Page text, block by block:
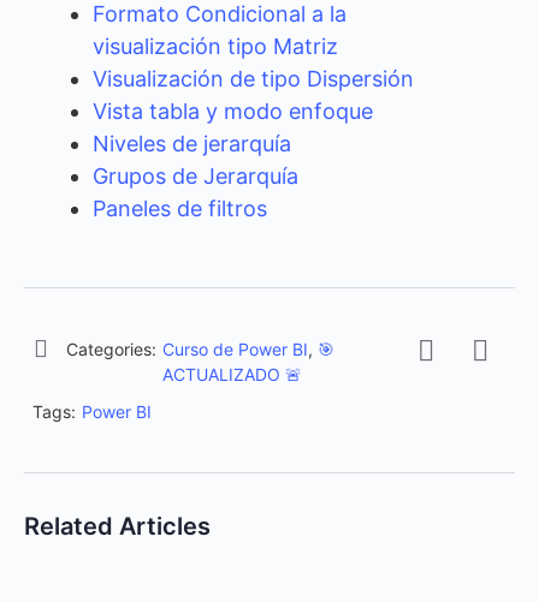
Formato Condicional a la
visualización tipo Matriz
Visualización de tipo Dispersión
Vista tabla y modo enfoque
Niveles de jerarquía
Grupos de Jerarquía
Paneles de filtros
Categories: Curso de Power BI, 🎯
ACTUALIZADO 🚨
Tags: Power BI
Related Articles